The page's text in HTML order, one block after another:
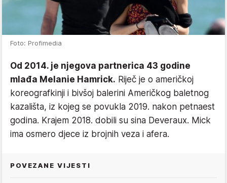
Foto: Profimedia
Od 2014. je njegova partnerica 43 godine
mlađa Melanie Hamrick. Riječ je o američkoj
koreografkinji i bivšoj balerini Američkog baletnog
kazališta, iz kojeg se povukla 2019. nakon petnaest
godina. Krajem 2018. dobili su sina Deveraux. Mick
ima osmero djece iz brojnih veza i afera.
POVEZANE VIJESTI